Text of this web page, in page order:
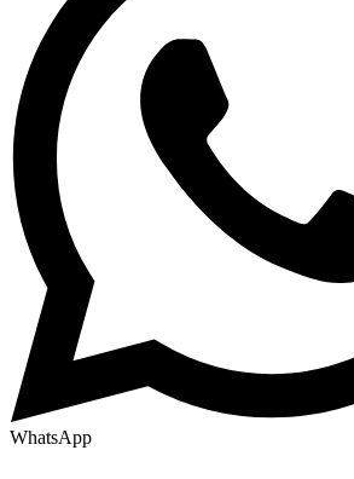
WhatsApp